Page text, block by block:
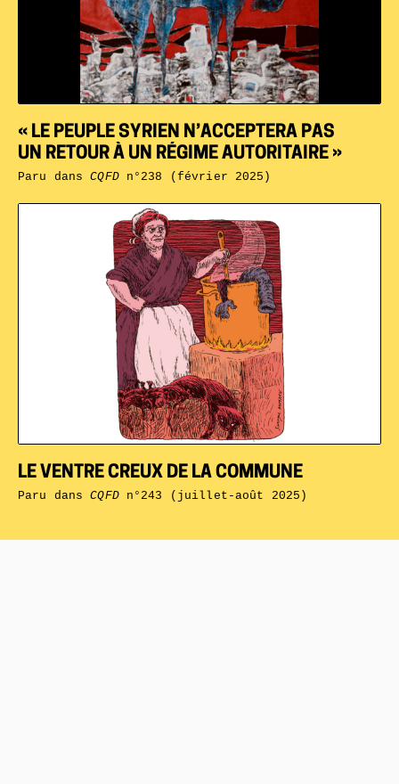
LE VENTRE CREUX DE LA COMMUNE
Paru dansCQFDn°243 (juillet-août 2025)
« LE PEUPLE SYRIEN N’ACCEPTERA PAS
UN RETOUR À UN RÉGIME AUTORITAIRE »
Paru dansCQFDn°238 (février 2025)